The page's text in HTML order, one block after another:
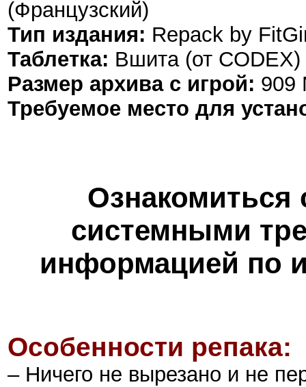
(Французский)
Тип издания: Repack by
Таблетка: Вшита (от CODEX)
Размер архива с игрой: 909
Требуемое место для
Ознакомиться
системными
информацией по
Особенности репака:
– Ничего не вырезано и не